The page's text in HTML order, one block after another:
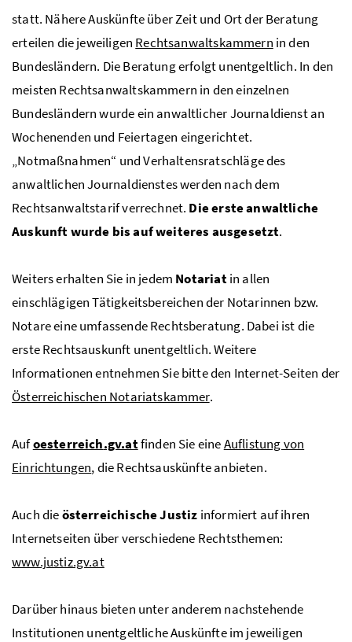
statt. Nähere Auskünfte über Zeit und Ort der Beratung
erteilen die jeweiligen Rechtsanwaltskammern in den
Bundesländern. Die Beratung erfolgt unentgeltlich. In den
meisten Rechtsanwaltskammern in den einzelnen
Bundesländern wurde ein anwaltlicher Journaldienst an
Wochenenden und Feiertagen eingerichtet.
„Notmaßnahmen“ und Verhaltensratschläge des
anwaltlichen Journaldienstes werden nach dem
Rechtsanwaltstarif verrechnet. Die erste anwaltliche
Auskunft wurde bis auf weiteres ausgesetzt.
Weiters erhalten Sie in jedem Notariatin allen
einschlägigen Tätigkeitsbereichen der Notarinnen bzw.
Notare eine umfassende Rechtsberatung. Dabei ist die
erste Rechtsauskunft unentgeltlich. Weitere
Informationen entnehmen Sie bitte den Internet-Seiten der
Österreichischen Notariatskammer.
Aufoesterreich.gv.atfinden Sie eineAuflistung von
Einrichtungen, die Rechtsauskünfte anbieten.
Auch dieösterreichische Justiz informiert auf ihren
Internetseiten über verschiedene Rechtsthemen:
www.justiz.gv.at
Darüber hinaus bieten unter anderem nachstehende
Institutionen unentgeltliche Auskünfte im jeweiligen